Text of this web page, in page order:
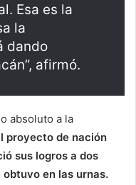
Esa es la
la
dando
afirmó.
absoluto a la
proyecto de nación
sus logros a dos
en las urnas.